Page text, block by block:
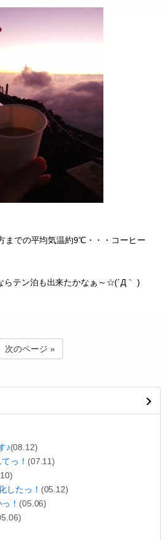
までの平均気温約9℃・・・コーヒー
らテン泊も出来たかなぁ～☆(´Д｀ )
次のページ »
♪(08.12)
っ！ (07.11)
したっ！ (05.12)
！ (05.06)